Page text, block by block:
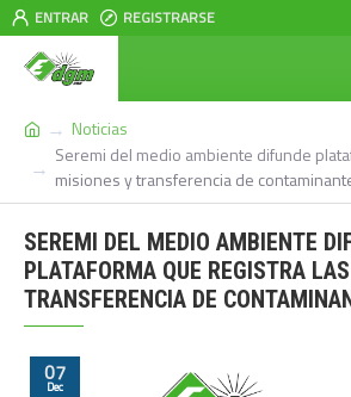
ENTRAR REGISTRARSE
Noticias
Seremi del medio ambiente difunde
misiones y transferencia de
SEREMI DEL MEDIO AMBIENTE
PLATAFORMA QUE REGISTRA
TRANSFERENCIA DE
07
Dec